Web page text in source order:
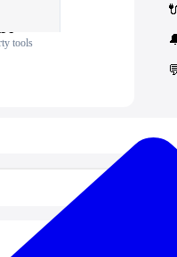
tools